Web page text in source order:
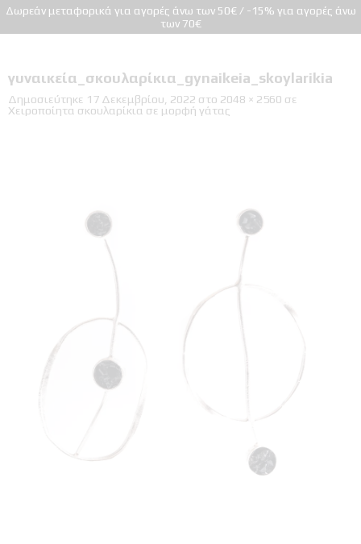
Δωρεάν μεταφορικά για αγορές άνω των 50€ / -15% για αγορές άνω
των 70€
γυναικεία_σκουλαρίκια_gynaikeia_skoylarikia
Δημοσιεύτηκε 17 Δεκεμβρίου, 2022 στο 2048 × 2560 σε
Χειροποίητα σκουλαρίκια σε μορφή γάτας